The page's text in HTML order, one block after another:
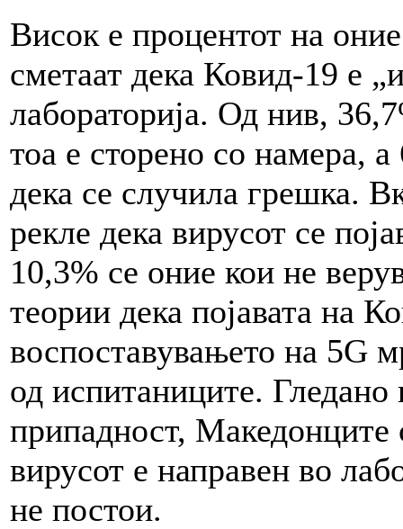
Висок е процентот на
сметаат дека Ковид-19 е
лабораторија. Од нив,
тоа е сторено со намера,
дека се случила грешка.
рекле дека вирусот се
10,3% се оние кои не
теории дека појавата на
воспоставувањето на 5G
од испитаниците. Гледано
припадност, Македонците
вирусот е направен во
не постои.